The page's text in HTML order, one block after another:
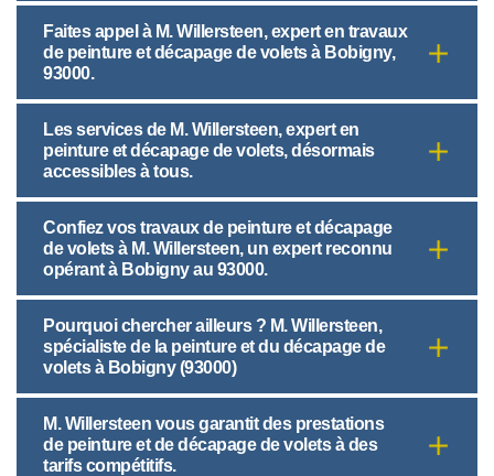
Faites appel à M. Willersteen, expert en travaux
de peinture et décapage de volets à Bobigny,
93000.
Les services de M. Willersteen, expert en
peinture et décapage de volets, désormais
accessibles à tous.
Confiez vos travaux de peinture et décapage
de volets à M. Willersteen, un expert reconnu
opérant à Bobigny au 93000.
Pourquoi chercher ailleurs ? M. Willersteen,
spécialiste de la peinture et du décapage de
volets à Bobigny (93000)
M. Willersteen vous garantit des prestations
de peinture et de décapage de volets à des
tarifs compétitifs.